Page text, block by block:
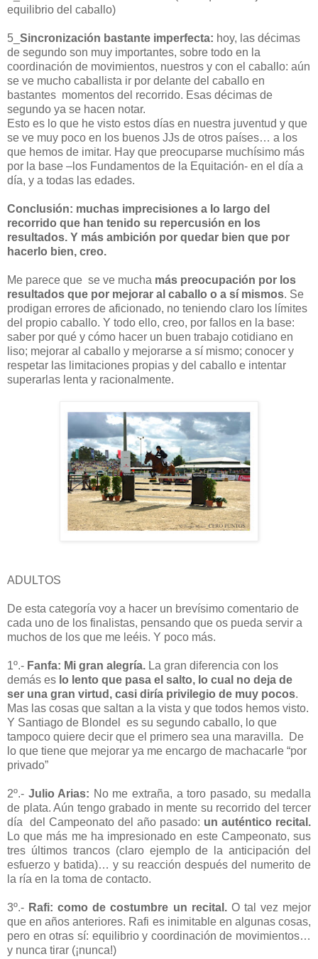
equilibrio del caballo)
5_ Sincronización bastante imperfecta: hoy, las décimas
de segundo son muy importantes, sobre todo en la
coordinación de movimientos, nuestros y con el caballo: aún
se ve mucho caballista ir por delante del caballo en
bastantes momentos del recorrido. Esas décimas de
segundo ya se hacen notar.
Esto es lo que he visto estos días en nuestra juventud y que
se ve muy poco en los buenos JJs de otros países… a los
que hemos de imitar. Hay que preocuparse muchísimo más
por la base –los Fundamentos de la Equitación- en el día a
día, y a todas las edades.
Conclusión: muchas imprecisiones a lo largo del
recorrido que han tenido su repercusión en los
resultados. Y más ambición por quedar bien que por
hacerlo bien, creo.
Me parece que se ve mucha más preocupación por los
resultados que por mejorar al caballo o a sí mismos. Se
prodigan errores de aficionado, no teniendo claro los límites
del propio caballo. Y todo ello, creo, por fallos en la base:
saber por qué y cómo hacer un buen trabajo cotidiano en
liso; mejorar al caballo y mejorarse a sí mismo; conocer y
respetar las limitaciones propias y del caballo e intentar
superarlas lenta y racionalmente.
ADULTOS
De esta categoría voy a hacer un brevísimo comentario de
cada uno de los finalistas, pensando que os pueda servir a
muchos de los que me leéis. Y poco más.
1º.- Fanfa: Mi gran alegría. La gran diferencia con los
demás es lo lento que pasa el salto, lo cual no deja de
ser una gran virtud, casi diría privilegio de muy pocos.
Mas las cosas que saltan a la vista y que todos hemos visto.
Y Santiago de Blondel
es su segundo caballo, lo que
tampoco quiere decir que el primero sea una maravilla.
De
lo que tiene que mejorar ya me encargo de machacarle “por
privado”
2º.- Julio Arias: No me extraña, a toro pasado, su medalla
de plata. Aún tengo grabado in mente su recorrido del tercer
día del Campeonato del año pasado: un auténtico recital.
Lo que más me ha impresionado en este Campeonato, sus
tres últimos trancos (claro ejemplo de la anticipación del
esfuerzo y batida)… y su reacción después del numerito de
la ría en la toma de contacto.
3º.- Rafi: como de costumbre un recital.O tal vez mejor
que en años anteriores. Rafi es inimitable en algunas cosas,
pero en otras sí: equilibrio y coordinación de movimientos…
y nunca tirar (¡nunca!)